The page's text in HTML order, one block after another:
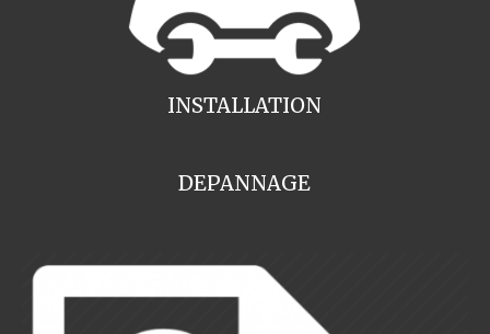
INSTALLATION
DEPANNAGE